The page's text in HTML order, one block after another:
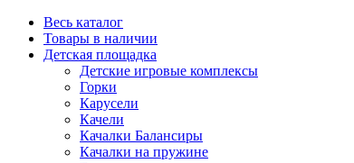
Весь каталог
Товары в наличии
Детская площадка
Детские игровые комплексы
Горки
Карусели
Качели
Качалки Балансиры
Качалки на пружине